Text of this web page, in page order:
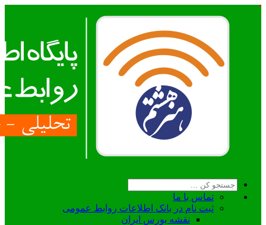
تماس با ما
ثبت نام در بانک اطلاعات روابط عمومی
نقشه بورس ایران